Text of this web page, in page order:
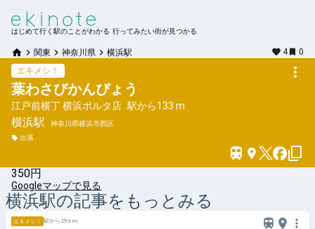
はじめて行く駅のことがわかる 行ってみたい街が見つかる
関東 神奈川県 横浜駅 4
0
エキメシ！
葉わさびかんぴょう
江戸前横丁 横浜ポルタ店 駅から133 m
横浜駅
神奈川県横浜市西区
出張
350円
Googleマップで見る
横浜駅の記事をもっとみる
エキメシ！ 駅から293 m